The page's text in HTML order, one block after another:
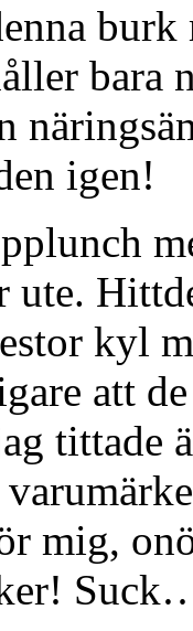
bara
igen!
ute.
kyl
att
tittade
mig,